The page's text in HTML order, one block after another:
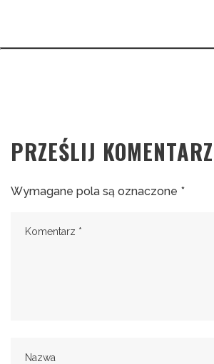
PRZEŚLIJ KOMENTARZ
Wymagane pola są oznaczone *